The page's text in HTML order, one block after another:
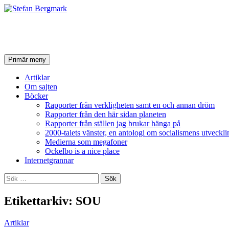
SökPrimär meny Hoppa
till
innehåll
Artiklar
Om sajten
Böcker
Rapporter från verkligheten samt en och annan dröm
Rapporter från den här sidan planeten
Rapporter från ställen jag brukar hänga på
2000-talets vänster, en antologi om socialismens
Medierna som megafoner
Ockelbo is a nice place
Internetgrannar
Sök
efter:
Etikettarkiv: SOU
Artiklar